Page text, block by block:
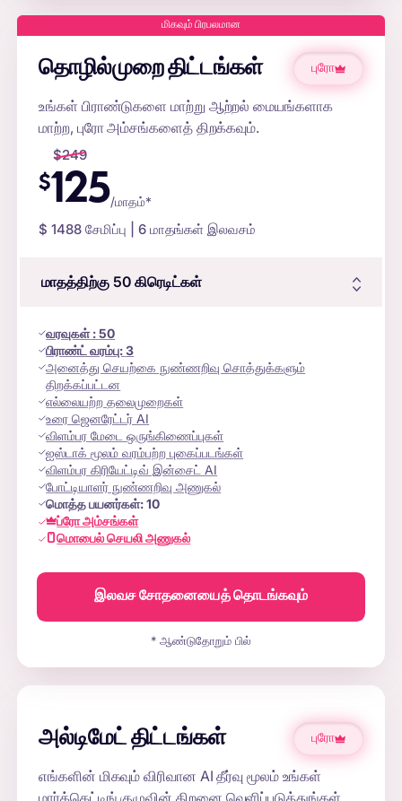
மிகவும் பிரபலமான
தொழில்முறை திட்டங்கள் புரோ
உங்கள் பிராண்டுகளை மாற்று ஆற்றல் மையங்களாக
மாற்ற, புரோ அம்சங்களைத் திறக்கவும்.
$249
$125/மாதம்*
$1488 சேமிப்பு | 6 மாதங்கள் இலவசம்
மாதத்திற்கு 50 கிரெடிட்கள்
வரவுகள்:50
பிராண்ட் வரம்பு:3
அனைத்து செயற்கை நுண்ணறிவு சொத்துக்களும்
திறக்கப்பட்டன
எல்லையற்ற தலைமுறைகள்
உரை ஜெனரேட்டர் AI
விளம்பர மேடை ஒருங்கிணைப்புகள்
ஐஸ்டாக் மூலம் வரம்பற்ற புகைப்படங்கள்
விளம்பர கிரியேட்டிவ் இன்சைட் AI
போட்டியாளர் நுண்ணறிவு அணுகல்
மொத்த பயனர்கள்:10
ப்ரோ அம்சங்கள்
மொபைல் செயலி அணுகல்
இலவச சோதனையைத் தொடங்கவும்
* ஆண்டுதோறும் பில்
அல்டிமேட் திட்டங்கள் புரோ
எங்களின் மிகவும் விரிவான AI தீர்வு மூலம் உங்கள்